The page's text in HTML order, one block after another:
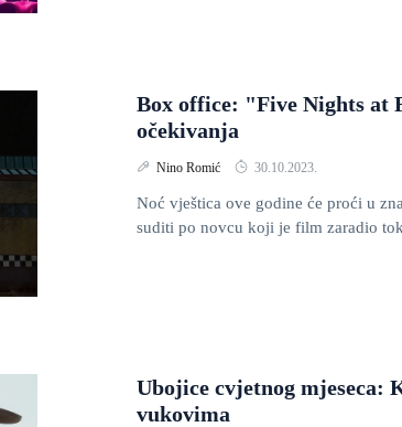
Box office: "Five Nights at
očekivanja
Nino Romić 30.10.2023.
Noć vještica ove godine će proći u
suditi po novcu koji je film zaradio
Ubojice cvjetnog mjeseca:
vukovima